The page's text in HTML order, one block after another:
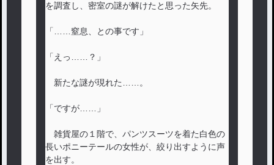
を調査し、密室の謎が解けたと思った矢先。
「……窒息、との事です」
「えっ……？」
新たな謎が現れた……。
「ですが……」
雑貨屋の１階で、パンツスーツを着た白色の
長いポニーテールの女性が、絞り出すように声
を出す。